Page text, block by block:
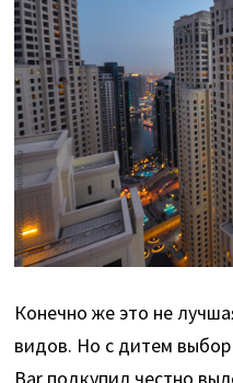
Конечно же это не
видов. Но с дитем выбор
Bar подкупил честно